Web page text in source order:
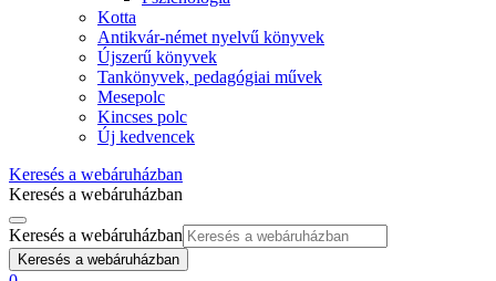
Kotta
Antikvár-német nyelvű könyvek
Újszerű könyvek
Tankönyvek, pedagógiai művek
Mesepolc
Kincses polc
Új kedvencek
Keresés a webáruházban
Keresés a webáruházban
Keresés a webáruházban
Keresés a webáruházban